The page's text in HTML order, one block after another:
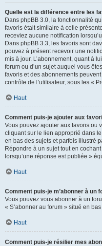
Quelle est la différence entre les
Dans phpBB 3.0, la fonctionnalité
favoris était similaire à celle
receviez aucune notification
Dans phpBB 3.3, les favoris sont
pouvez à présent recevoir une
mis à jour. L’abonnement, quant à
forum ou d’un sujet auquel vous
favoris et des abonnements
contrôle de l’utilisateur, sous les «
Haut
Comment puis-je ajouter aux
Vous pouvez ajouter aux favoris ou
cliquant sur le lien approprié dans
en bas des sujets et parfois illustré
Répondre à un sujet tout en
lorsqu’une réponse est publiée »
Haut
Comment puis-je m’abonner à un
Vous pouvez vous abonner à un
« S’abonner au forum » situé en
Haut
Comment puis-je résilier mes